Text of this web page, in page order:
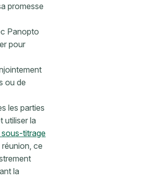
promesse
Panopto
pour
ou de
les parties
utiliser la
titrage
ce
la